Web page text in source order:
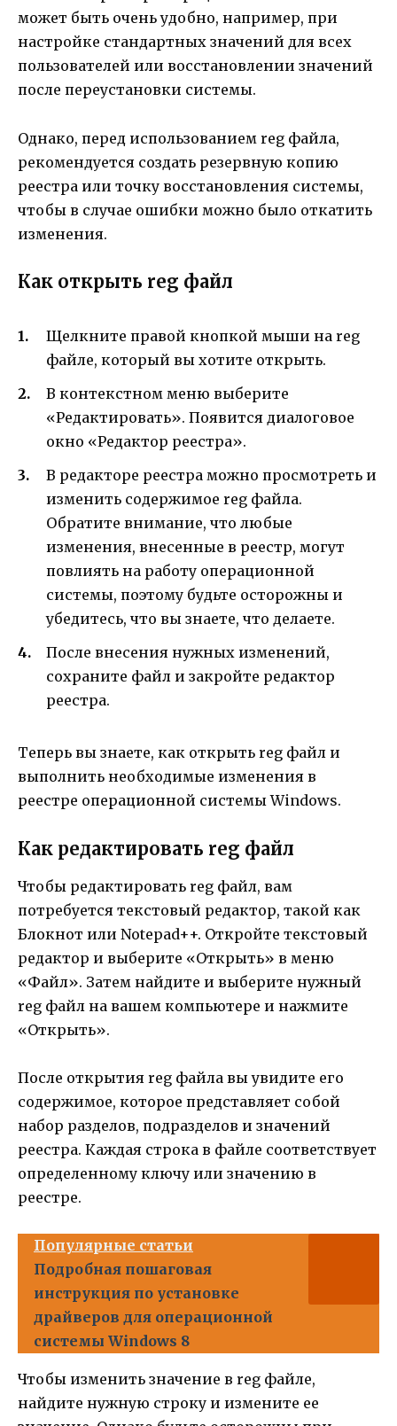
может быть очень удобно, например, при
настройке стандартных значений для всех
пользователей или восстановлении значений
после переустановки системы.
Однако, перед использованием reg файла,
рекомендуется создать резервную копию
реестра или точку восстановления системы,
чтобы в случае ошибки можно было откатить
изменения.
Как открыть reg файл
Щелкните правой кнопкой мыши на reg
файле, который вы хотите открыть.
В контекстном меню выберите
«Редактировать». Появится диалоговое
окно «Редактор реестра».
В редакторе реестра можно просмотреть и
изменить содержимое reg файла.
Обратите внимание, что любые
изменения, внесенные в реестр, могут
повлиять на работу операционной
системы, поэтому будьте осторожны и
убедитесь, что вы знаете, что делаете.
После внесения нужных изменений,
сохраните файл и закройте редактор
реестра.
Теперь вы знаете, как открыть reg файл и
выполнить необходимые изменения в
реестре операционной системы Windows.
Как редактировать reg файл
Чтобы редактировать reg файл, вам
потребуется текстовый редактор, такой как
Блокнот или Notepad++. Откройте текстовый
редактор и выберите «Открыть» в меню
«Файл». Затем найдите и выберите нужный
reg файл на вашем компьютере и нажмите
«Открыть».
После открытия reg файла вы увидите его
содержимое, которое представляет собой
набор разделов, подразделов и значений
реестра. Каждая строка в файле соответствует
определенному ключу или значению в
реестре.
Популярные статьи
Подробная пошаговая
инструкция по установке
драйверов для операционной
системы Windows 8
Чтобы изменить значение в reg файле,
найдите нужную строку и измените ее